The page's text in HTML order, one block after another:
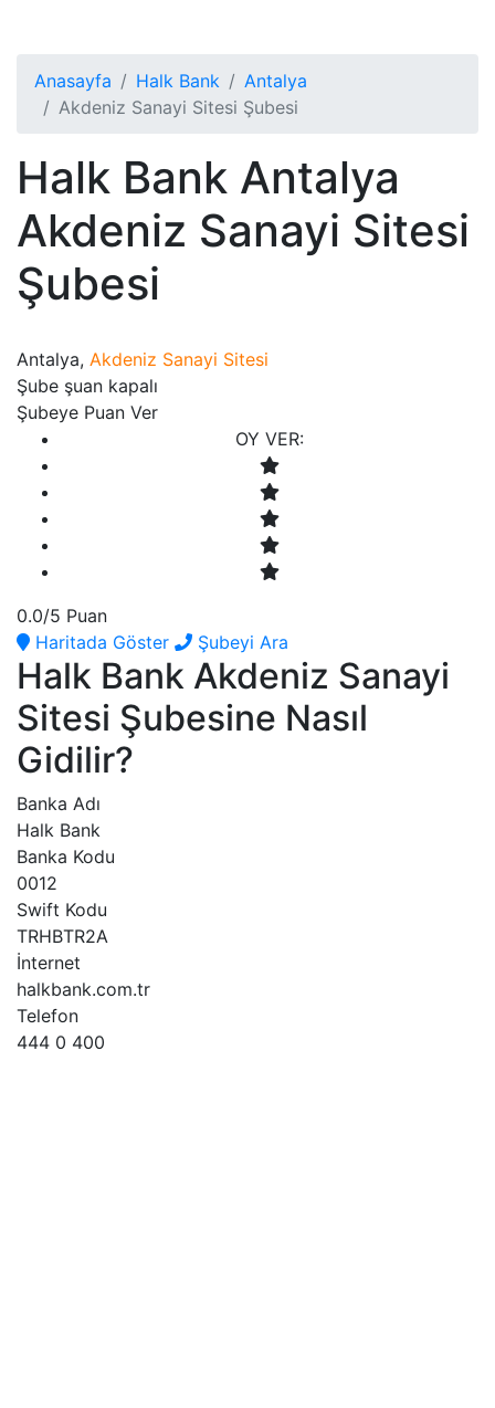
Anasayfa Halk Bank
Antalya
Akdeniz Sanayi Sitesi Şubesi
Halk Bank Antalya
Akdeniz Sanayi Sitesi
Şubesi
Antalya, Akdeniz Sanayi Sitesi
Şube şuan kapalı
Şubeye Puan Ver
OY VER:
0.0/5 Puan
Haritada Göster
Şubeyi Ara
Halk Bank Akdeniz Sanayi
Sitesi Şubesine Nasıl
Gidilir?
Banka Adı
Halk Bank
Banka Kodu
0012
Swift Kodu
TRHBTR2A
İnternet
halkbank.com.tr
Telefon
444 0 400